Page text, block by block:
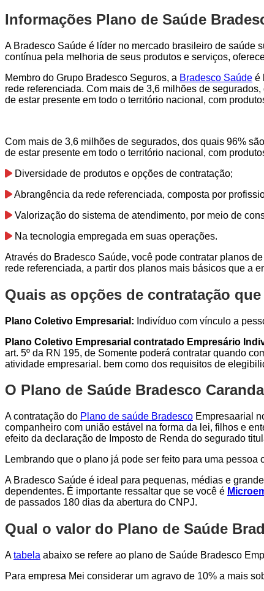
Informações Plano de Saúde
A Bradesco Saúde é líder no mercado brasileiro de saúde
contínua pela melhoria de seus produtos e serviços,
Membro do Grupo Bradesco Seguros, a Bradesco Saúde é
rede referenciada. Com mais de 3,6 milhões de
de estar presente em todo o território nacional, com
Com mais de 3,6 milhões de segurados, dos quais 96%
de estar presente em todo o território nacional, com
Diversidade de produtos e opções de contratação;
Abrangência da rede referenciada, composta por
Valorização do sistema de atendimento, por meio de
Na tecnologia empregada em suas operações.
Através do Bradesco Saúde, você pode contratar planos
rede referenciada, a partir dos planos mais básicos que a
Quais as opções de contratação
Plano Coletivo Empresarial: Indivíduo com vínculo a
Plano Coletivo Empresarial contratado Empresário
art. 5º da RN 195, de Somente poderá contratar quando
atividade empresarial. bem como dos requisitos de
O Plano de Saúde Bradesco
A contratação do Plano de saúde Bradesco Empresaarial
companheiro com união estável na forma da lei, filhos e
efeito da declaração de Imposto de Renda do segurado
Lembrando que o plano já pode ser feito para uma
A Bradesco Saúde é ideal para pequenas, médias e
dependentes. É importante ressaltar que se você é
de passados 180 dias da abertura do CNPJ.
Qual o valor do Plano de Saúde
Atabela abaixo se refere ao plano de Saúde Bradesco
Para empresa Mei considerar um agravo de 10% a mais